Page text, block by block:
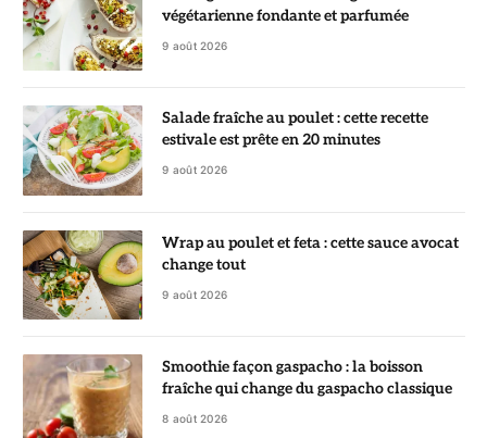
végétarienne fondante et parfumée
9 août 2026
Salade fraîche au poulet : cette recette
estivale est prête en 20 minutes
9 août 2026
Wrap au poulet et feta : cette sauce avocat
change tout
9 août 2026
Smoothie façon gaspacho : la boisson
fraîche qui change du gaspacho classique
8 août 2026